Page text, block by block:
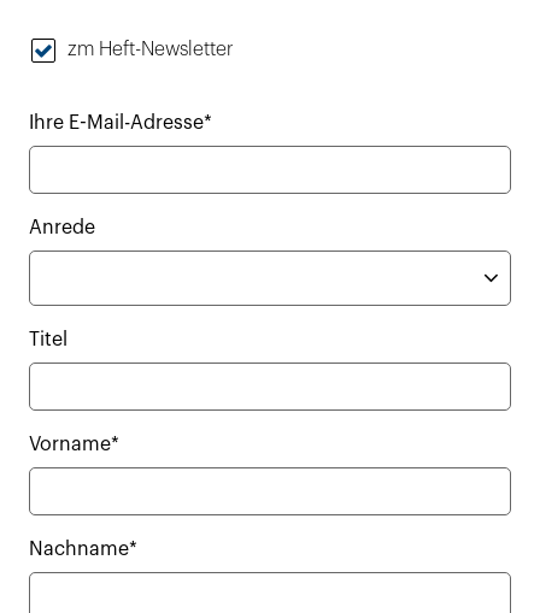
zm Heft-Newsletter
Ihre E-Mail-Adresse*
Anrede
Titel
Vorname*
Nachname*